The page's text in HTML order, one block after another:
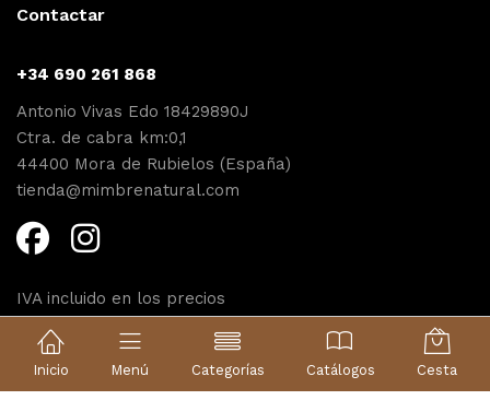
Inicio Menú Categorías Catálogos Cesta
Contactar
+34 690 261 868
Antonio Vivas Edo 18429890J
Ctra. de cabra km:0,1
44400 Mora de Rubielos (España)
tienda@mimbrenatural.com
IVA incluido en los precios
Diseño web Proyecta